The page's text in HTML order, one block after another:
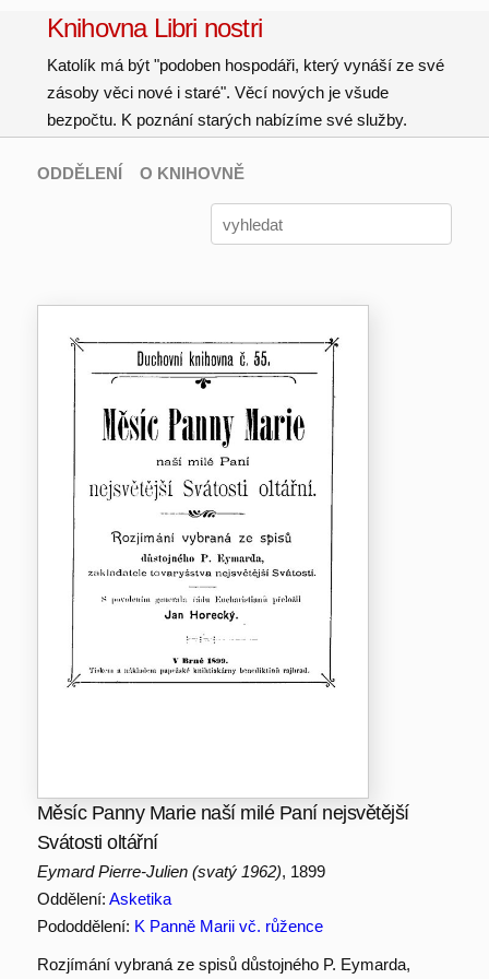
Knihovna Libri nostri
Katolík má být "podoben hospodáři, který vynáší ze své
zásoby věci nové i staré". Věcí nových je všude
bezpočtu. K poznání starých nabízíme své služby.
ODDĚLENÍ O KNIHOVNĚ
Měsíc Panny Marie naší milé Paní nejsvětější
Svátosti oltářní
Eymard Pierre-Julien (svatý 1962), 1899
Oddělení: Asketika
Pododdělení: K Panně Marii vč. růžence
Rozjímání vybraná ze spisů důstojného P. Eymarda,